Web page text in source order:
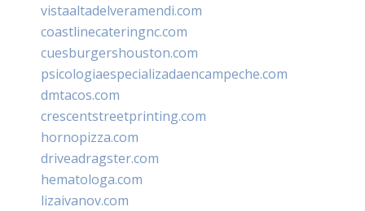
vistaaltadelveramendi.com
coastlinecateringnc.com
cuesburgershouston.com
psicologiaespecializadaencampeche.com
dmtacos.com
crescentstreetprinting.com
hornopizza.com
driveadragster.com
hematologa.com
lizaivanov.com